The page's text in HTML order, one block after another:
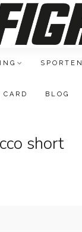
SPORTEN
BLOG
short